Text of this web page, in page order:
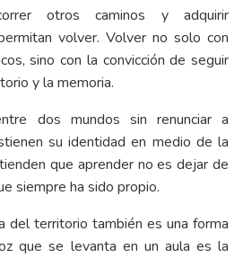
otros caminos y adquirir
volver. Volver no solo con
sino con la convicción de seguir
y la memoria.
dos mundos sin renunciar a
su identidad en medio de la
que aprender no es dejar de
siempre ha sido propio.
del territorio también es una forma
que se levanta en un aula es la